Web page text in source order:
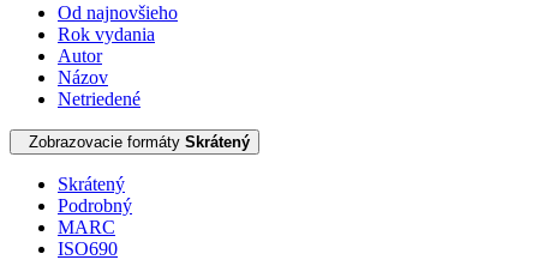
Od najnovšieho
Rok vydania
Autor
Názov
Netriedené
Zobrazovacie formáty Skrátený
Skrátený
Podrobný
MARC
ISO690